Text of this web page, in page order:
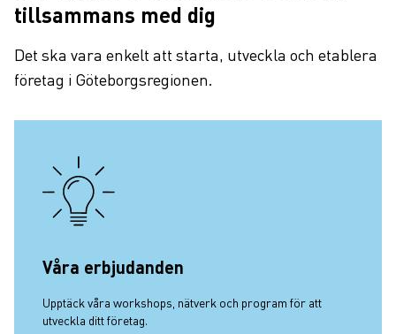
tillsammans med dig
Det ska vara enkelt att starta, utveckla och etablera
företag i Göteborgsregionen.
Våra erbjudanden
Upptäck våra workshops, nätverk och program för att
utveckla ditt företag.